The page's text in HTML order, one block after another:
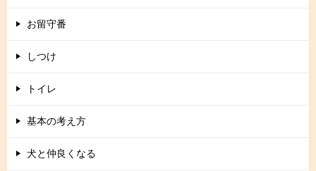
お留守番
しつけ
トイレ
基本の考え方
犬と仲良くなる